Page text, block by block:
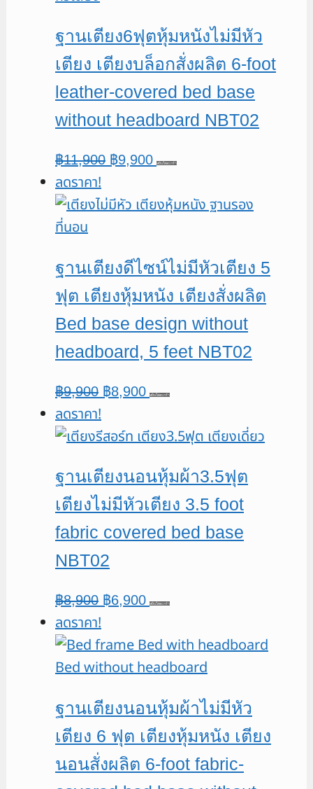
ฐานเตียง6ฟุตหุ้มหนังไม่มีหัว
เตียง เตียงบล็อกสั่งผลิต 6-foot
leather-covered bed base
without headboard NBT02
฿11,900 Original
was:
฿9,900Current
is:
หยิบใส่ตะกร้า
ลดราคา!
ฐานเตียงดีไซน์ไม่มีหัวเตียง 5
ฟุต เตียงหุ้มหนัง เตียงสั่งผลิต
Bed base design without
headboard, 5 feet NBT02
฿9,900 Original
was:
฿8,900Current
is:
หยิบใส่ตะกร้า
ลดราคา!
ฐานเตียงนอนหุ้มผ้า3.5ฟุต
เตียงไม่มีหัวเตียง 3.5 foot
fabric covered bed base
NBT02
฿8,900 Original
was:
฿8,900.
฿6,900Current
is:
฿6,900.
หยิบใส่ตะกร้า
ลดราคา!
ฐานเตียงนอนหุ้มผ้าไม่มีหัว
เตียง 6 ฟุต เตียงหุ้มหนัง เตียง
นอนสั่งผลิต 6-foot fabric-